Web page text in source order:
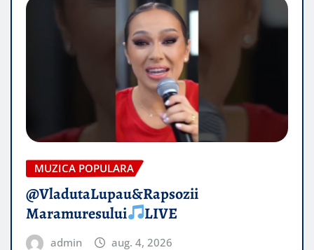
MUZICA POPULARA
@VladutaLupau&Rapsozii
Maramuresului
LIVE
admin aug. 4, 2026